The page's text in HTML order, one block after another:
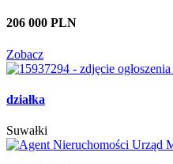
206 000 PLN
Zobacz
działka
Suwałki